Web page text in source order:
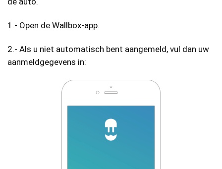
1.- Open de Wallbox-app.
2.- Als u niet automatisch bent aangemeld, vul dan uw
aanmeldgegevens in: